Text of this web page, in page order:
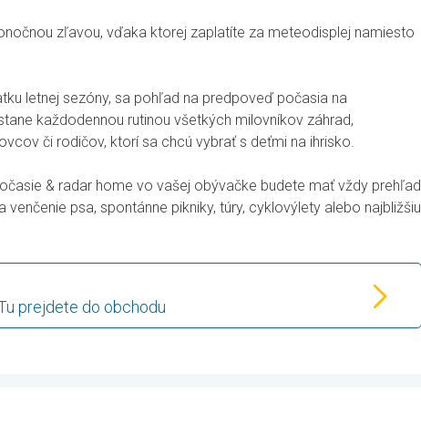
zľavou, vďaka ktorej zaplatíte za meteodisplej namiesto
letnej sezóny, sa pohľad na predpoveď počasia na
každodennou rutinou všetkých milovníkov záhrad,
či rodičov, ktorí sa chcú vybrať s deťmi na ihrisko.
& radar home vo vašej obývačke budete mať vždy prehľad
venčenie psa, spontánne pikniky, túry, cyklovýlety alebo najbližšiu
prejdete do obchodu